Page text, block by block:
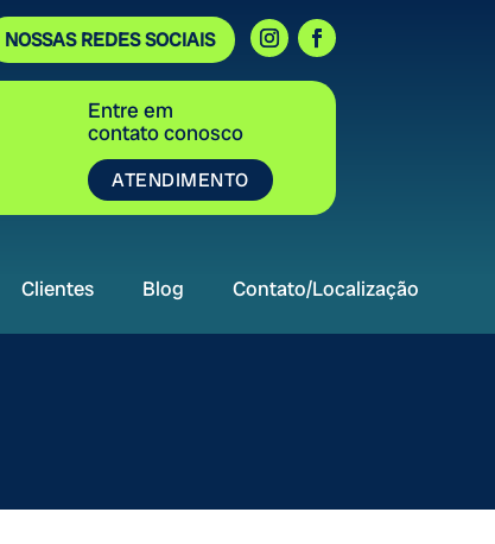
NOSSAS REDES SOCIAIS
Entre em
contato conosco
ATENDIMENTO
Clientes Blog Contato/Localização